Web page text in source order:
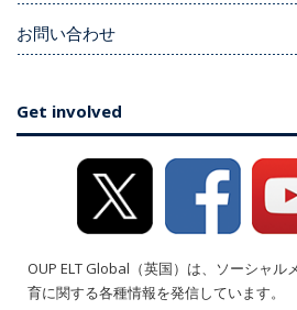
お問い合わせ
Get involved
OUP ELT Global（英国）は、ソーシャル
育に関する各種情報を発信しています。